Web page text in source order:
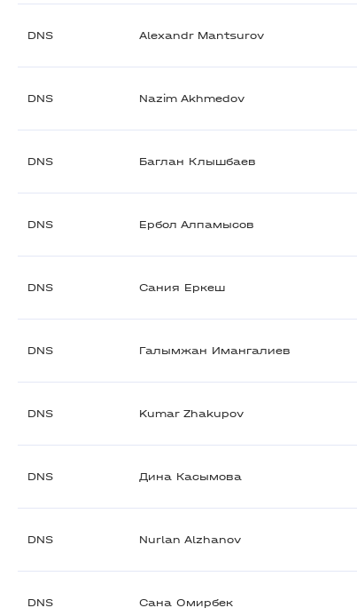
DNS Alexandr Mantsurov
DNS Nazim Akhmedov
DNS Баглан Клышбаев
DNS Ербол Алпамысов
DNS Сания Еркеш
DNS Галымжан Имангалиев
DNS Kumar Zhakupov
DNS Дина Касымова
DNS Nurlan Alzhanov
DNS Сана Омирбек